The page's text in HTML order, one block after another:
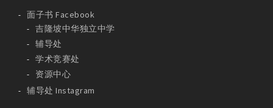
面子书 Facebook
吉隆坡中华独立中学
辅导处
学术竞赛处
资源中心
辅导处 Instagram